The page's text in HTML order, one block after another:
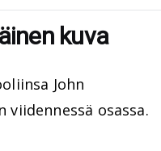
kuva
John
osassa.